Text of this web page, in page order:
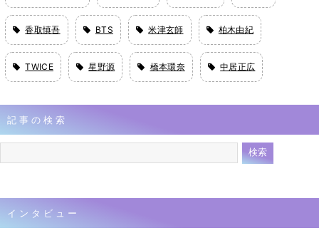
香取慎吾 BTS 米津玄師 柏木由紀
TWICE 星野源 橋本環奈 中居正広
記事の検索
インタビュー